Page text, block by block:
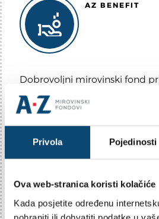
Privola Pojedinosti
Ova web-stranica koristi kolačiće
Kada posjetite određenu
AZ BENEFIT
Dobrovoljni mirovinski fond
kojim je sigurnost važnija od
to osobe koje će u prosjeku
manje vremena do isplate, da
bitno utjecao na visinu
Detaljne informacije o AZ